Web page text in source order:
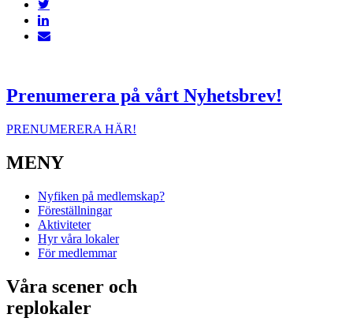
Prenumerera på vårt Nyhetsbrev!
PRENUMERERA HÄR!
MENY
Nyfiken på medlemskap?
Föreställningar
Aktiviteter
Hyr våra lokaler
För medlemmar
Våra scener och
replokaler